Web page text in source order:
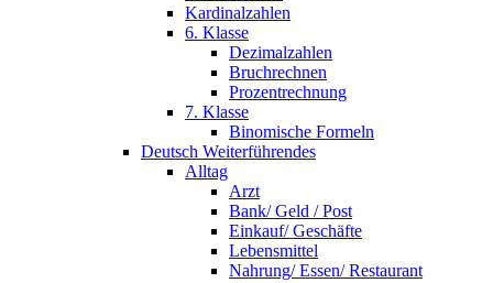
Kardinalzahlen
6. Klasse
Dezimalzahlen
Bruchrechnen
Prozentrechnung
7. Klasse
Binomische Formeln
Deutsch Weiterführendes
Alltag
Arzt
Bank/ Geld / Post
Einkauf/ Geschäfte
Lebensmittel
Nahrung/ Essen/ Restaurant